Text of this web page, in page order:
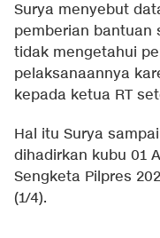
Surya menyebut
pemberian bantuan
tidak mengetahui
pelaksanaannya
kepada ketua RT
Hal itu Surya
dihadirkan kubu 01
Sengketa Pilpres
(1/4).